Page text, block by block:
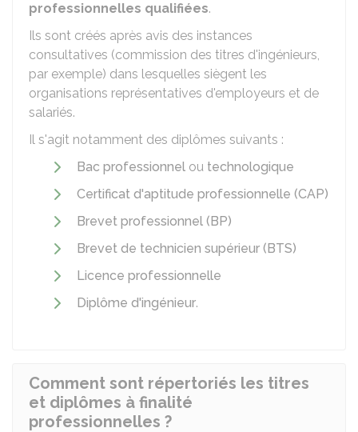
professionnelles qualifiées.
Ils sont créés après avis des instances
consultatives (commission des titres d'ingénieurs,
par exemple) dans lesquelles siègent les
organisations représentatives d'employeurs et de
salariés.
Il s'agit notamment des diplômes suivants :
Bac professionnel ou technologique
Certificat d'aptitude professionnelle (CAP)
Brevet professionnel (BP)
Brevet de technicien supérieur (BTS)
Licence professionnelle
Diplôme d'ingénieur.
Comment sont répertoriés les titres
et diplômes à finalité
professionnelles ?